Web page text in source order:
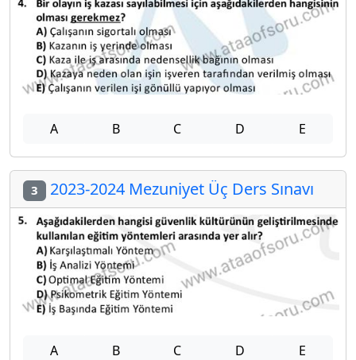
A B C D E
3 2023-2024 Mezuniyet Üç Ders Sınavı
A B C D E